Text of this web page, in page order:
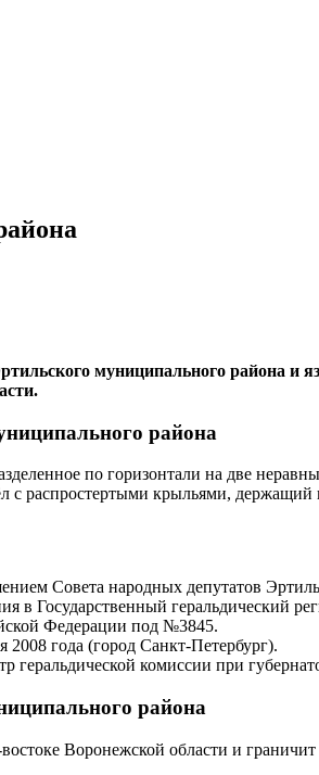
муниципального района
района
по горизонтали на две
распростертыми крыльями,
Совета народных депутатов
в Государственный геральдический
Федерации под №3845.
года (город Санкт-Петербург).
геральдической комиссии при
района
Воронежской области и